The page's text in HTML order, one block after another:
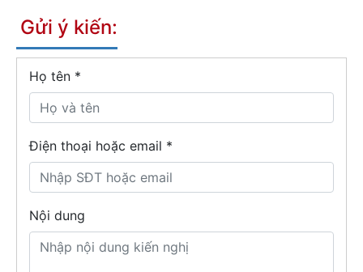
Gửi ý kiến:
Họ tên *
Điện thoại hoặc email *
Nội dung